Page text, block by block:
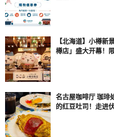
【北海道】小樽
樽店」盛大开幕！
名古屋咖啡厅 珈琲
的红豆吐司！走进